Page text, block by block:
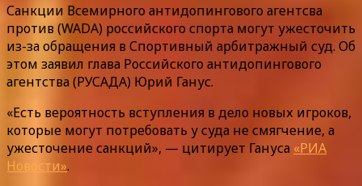
Санкции Всемирного антидопингового агентсва
против (WADA) российского спорта могут ужесточить
из-за обращения в Спортивный арбитражный суд. Об
этом заявил глава Российского антидопингового
агентства (РУСАДА) Юрий Ганус.
«Есть вероятность вступления в дело новых игроков,
которые могут потребовать у суда не смягчение, а
ужесточение санкций», — цитирует Гануса «РИА
Новости».